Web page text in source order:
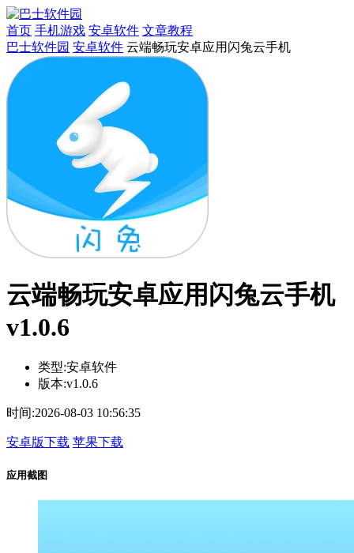
首页 手机游戏 安卓软件 文章教程
巴士软件园 安卓软件 云端畅玩安卓应用闪兔云手机
云端畅玩安卓应用闪兔云手机
v1.0.6
类型:安卓软件
版本:v1.0.6
时间:2026-08-03 10:56:35
安卓版下载 苹果下载
应用截图